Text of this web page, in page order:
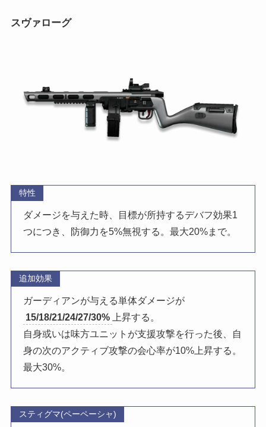
スヴァローグ
特性
ダメージを与えた時、目標が所持するデバフ効果1
つにつき、防御力を5%無視する。最大20%まで。
追加効果
ガーディアンが与える単体ダメージが
15/18/21/24/27/30%
上昇する。
自身或いは味方ユニットが支援攻撃を行った後、自
身の次のアクティブ攻撃の会心率が10%上昇する。
最大30%。
スティグマ(ペーペーシャ)